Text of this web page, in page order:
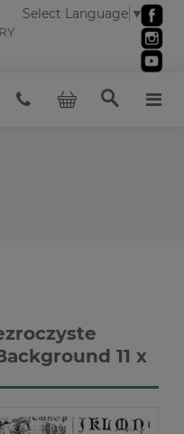
Select Language ▼
11 x